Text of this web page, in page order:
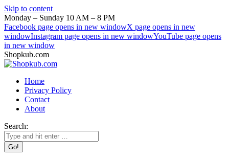
Skip to content
Monday – Sunday 10 AM – 8 PM
Facebook page opens in new windowX page opens in new
windowInstagram page opens in new windowYouTube page opens
in new window
Shopkub.com
Home
Privacy Policy
Contact
About
Search: